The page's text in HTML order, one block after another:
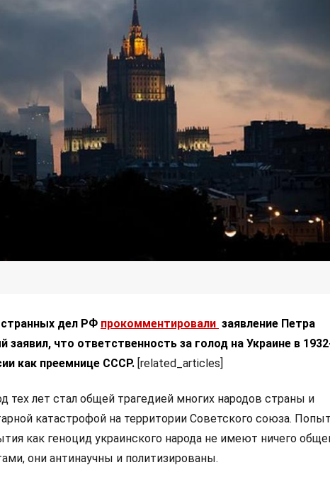
дел РФ прокомментировали заявление Петра
что ответственность за голод на Украине в
как преемнице СССР. [related_articles]
тех лет стал общей трагедией многих народов страны и
катастрофой на территории Советского союза.
как геноцид украинского народа не имеют ничего
они антинаучны и политизированы.